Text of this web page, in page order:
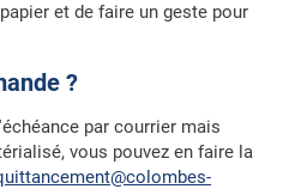
et de faire un geste pour
?
par courrier mais
vous pouvez en faire la